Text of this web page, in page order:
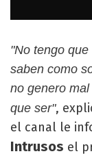
"No tengo
saben como
no genero
que ser",
el canal le
Intrusos el